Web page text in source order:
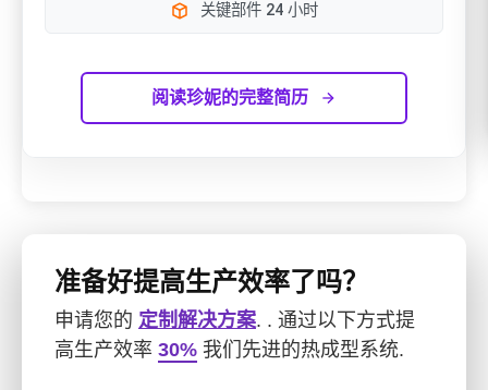
关键部件 24 小时
阅读珍妮的完整简历
准备好提高生产效率了吗？
申请您的 定制解决方案. . 通过以下方式提
高生产效率 30% 我们先进的热成型系统.